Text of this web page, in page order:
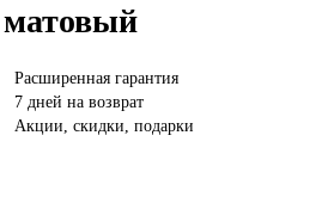
Расширенная гарантия
7 дней на возврат
Акции, скидки, подарки